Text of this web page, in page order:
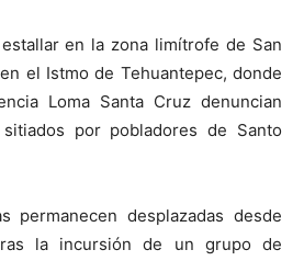
en la zona limítrofe de San
el Istmo de Tehuantepec, donde
Loma Santa Cruz denuncian
por pobladores de Santo
permanecen desplazadas desde
la incursión de un grupo de